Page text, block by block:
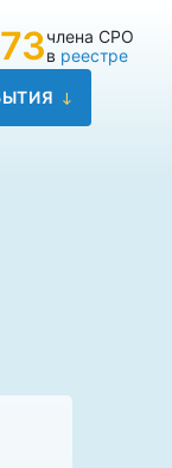
члена СРО
в реестре